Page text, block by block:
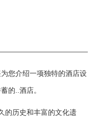
您介绍一项独特的酒店设
的..酒店。
的历史和丰富的文化遗